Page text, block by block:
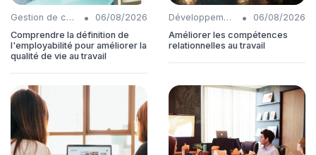
Gestion de carrière •
06/08/2026
Comprendre la définition de
l'employabilité pour améliorer la
qualité de vie au travail
Développement personnel •
06/08/2026
Améliorer les compétences
relationnelles au travail